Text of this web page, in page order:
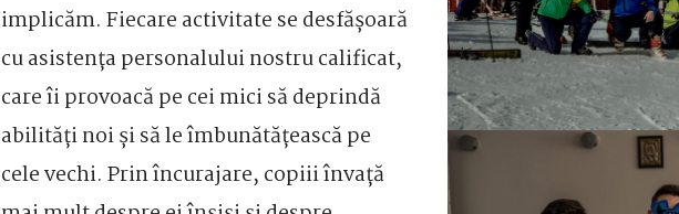
implicăm. Fiecare activitate se desfășoară
cu asistența personalului nostru calificat,
care îi provoacă pe cei mici să deprindă
abilități noi și să le îmbunătățească pe
cele vechi. Prin încurajare, copiii învață